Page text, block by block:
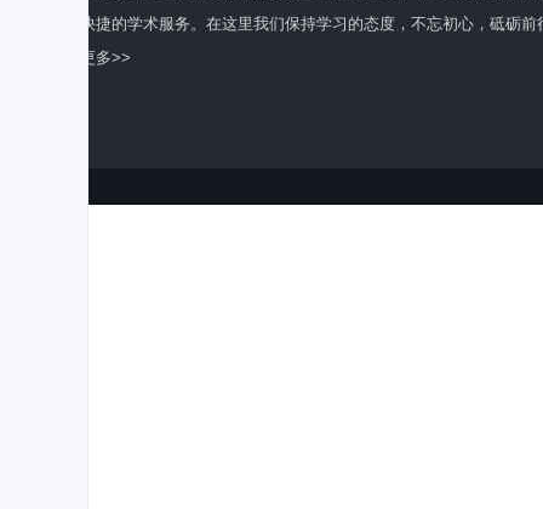
全面快捷的学术服务。在这里我们保持学习的态度，不忘初心，砥砺前
了解更多>>